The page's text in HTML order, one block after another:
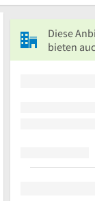
Diese
bieten